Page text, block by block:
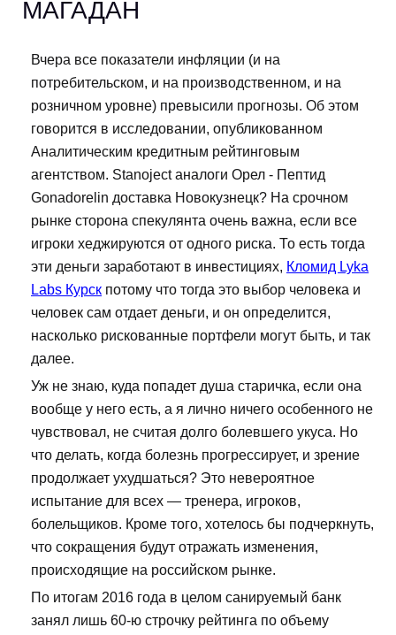
МАГАДАН
Вчера все показатели инфляции (и на
потребительском, и на производственном, и на
розничном уровне) превысили прогнозы. Об этом
говорится в исследовании, опубликованном
Аналитическим кредитным рейтинговым
агентством. Stanoject аналоги Орел - Пептид
Gonadorelin доставка Новокузнецк? На срочном
рынке сторона спекулянта очень важна, если все
игроки хеджируются от одного риска. То есть тогда
эти деньги заработают в инвестициях, Кломид Lyka
Labs Курск потому что тогда это выбор человека и
человек сам отдает деньги, и он определится,
насколько рискованные портфели могут быть, и так
далее.
Уж не знаю, куда попадет душа старичка, если она
вообще у него есть, а я лично ничего особенного не
чувствовал, не считая долго болевшего укуса. Но
что делать, когда болезнь прогрессирует, и зрение
продолжает ухудшаться? Это невероятное
испытание для всех — тренера, игроков,
болельщиков. Кроме того, хотелось бы подчеркнуть,
что сокращения будут отражать изменения,
происходящие на российском рынке.
По итогам 2016 года в целом санируемый банк
занял лишь 60-ю строчку рейтинга по объему